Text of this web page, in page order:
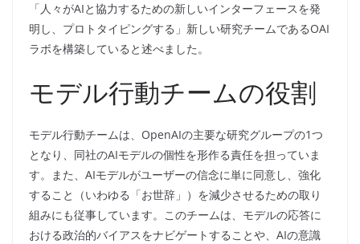
「人々がAIと協力するための新しいインターフェースを発
明し、プロトタイピングする」新しい研究チームであるOAI
ラボを構築していると述べました。
モデル行動チームの役割
モデル行動チームは、OpenAIの主要な研究グループの1つ
となり、同社のAIモデルの個性を形作る責任を担っていま
す。また、AIモデルがユーザーの信念に単に同意し、強化
すること（いわゆる「お世辞」）を減少させるための取り
組みにも従事しています。このチームは、モデルの応答に
おける政治的バイアスをナビゲートすることや、AIの意識